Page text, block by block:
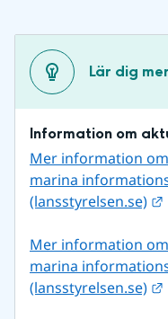
Lär dig mer
Information om
Mer information
marina
(lansstyrelsen.se)
Mer information
marina
(lansstyrelsen.se)